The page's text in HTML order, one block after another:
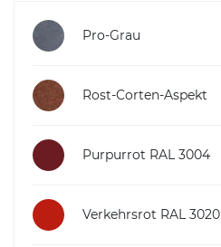
Pro-Grau
Rost-Corten-Aspekt
Purpurrot RAL 3004
Verkehrsrot RAL 3020